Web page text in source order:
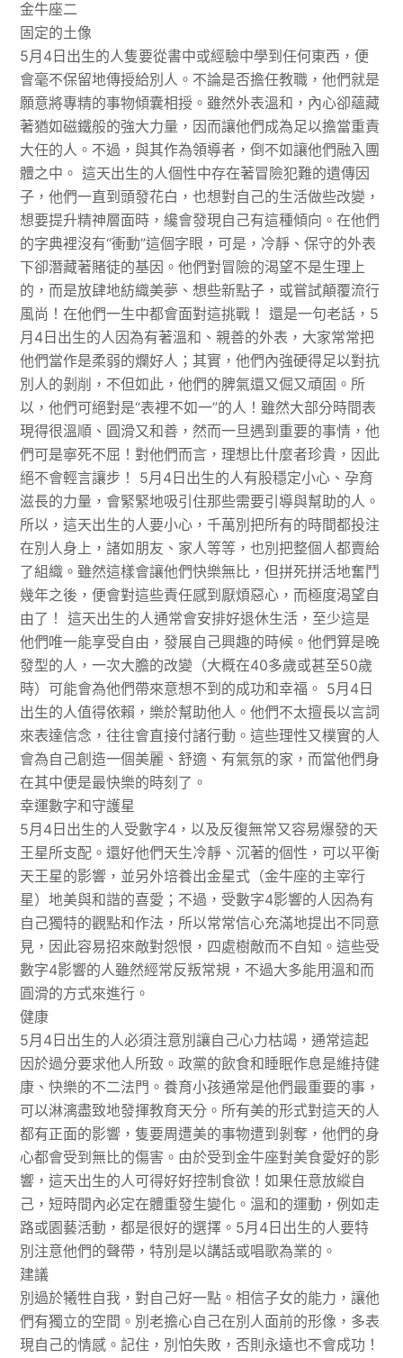
金牛座二
固定的土像
5月4日出生的人隻要從書中或經驗中學到任何東西，便
會毫不保留地傳授給別人。不論是否擔任教職，他們就是
願意將專精的事物傾囊相授。雖然外表溫和，內心卻蘊藏
著猶如磁鐵般的強大力量，因而讓他們成為足以擔當重責
大任的人。不過，與其作為領導者，倒不如讓他們融入團
體之中。 這天出生的人個性中存在著冒險犯難的遺傳因
子，他們一直到頭發花白，也想對自己的生活做些改變，
想要提升精神層面時，纔會發現自己有這種傾向。在他們
的字典裡沒有“衝動”這個字眼，可是，冷靜、保守的外表
下卻潛藏著賭徒的基因。他們對冒險的渴望不是生理上
的，而是放肆地紡織美夢、想些新點子，或嘗試顛覆流行
風尚！在他們一生中都會面對這挑戰！ 還是一句老話，5
月4日出生的人因為有著溫和、親善的外表，大家常常把
他們當作是柔弱的爛好人；其實，他們內強硬得足以對抗
別人的剝削，不但如此，他們的脾氣還又倔又頑固。所
以，他們可絕對是“表裡不如一”的人！雖然大部分時間表
現得很溫順、圓滑又和善，然而一旦遇到重要的事情，他
們可是寧死不屈！對他們而言，理想比什麼者珍貴，因此
絕不會輕言讓步！ 5月4日出生的人有股穩定小心、孕育
滋長的力量，會緊緊地吸引住那些需要引導與幫助的人。
所以，這天出生的人要小心，千萬別把所有的時間都投注
在別人身上，諸如朋友、家人等等，也別把整個人都賣給
了組織。雖然這樣會讓他們快樂無比，但拼死拼活地奮鬥
幾年之後，便會對這些責任感到厭煩惡心，而極度渴望自
由了！ 這天出生的人通常會安排好退休生活，至少這是
他們唯一能享受自由，發展自己興趣的時候。他們算是晚
發型的人，一次大膽的改變（大概在40多歲或甚至50歲
時）可能會為他們帶來意想不到的成功和幸福。 5月4日
出生的人值得依賴，樂於幫助他人。他們不太擅長以言詞
來表達信念，往往會直接付諸行動。這些理性又樸實的人
會為自己創造一個美麗、舒適、有氣氛的家，而當他們身
在其中便是最快樂的時刻了。
幸運數字和守護星
5月4日出生的人受數字4，以及反復無常又容易爆發的天
王星所支配。還好他們天生冷靜、沉著的個性，可以平衡
天王星的影響，並另外培養出金星式（金牛座的主宰行
星）地美與和諧的喜愛；不過，受數字4影響的人因為有
自己獨特的觀點和作法，所以常常信心充滿地提出不同意
見，因此容易招來敵對怨恨，四處樹敵而不自知。這些受
數字4影響的人雖然經常反叛常規，不過大多能用溫和而
圓滑的方式來進行。
健康
5月4日出生的人必須注意別讓自己心力枯竭，通常這起
因於過分要求他人所致。政黨的飲食和睡眠作息是維持健
康、快樂的不二法門。養育小孩通常是他們最重要的事，
可以淋漓盡致地發揮教育天分。所有美的形式對這天的人
都有正面的影響，隻要周遭美的事物遭到剝奪，他們的身
心都會受到無比的傷害。由於受到金牛座對美食愛好的影
響，這天出生的人可得好好控制食欲！如果任意放縱自
己，短時間內必定在體重發生變化。溫和的運動，例如走
路或園藝活動，都是很好的選擇。5月4日出生的人要特
別注意他們的聲帶，特別是以講話或唱歌為業的。
建議
別過於犧牲自我，對自己好一點。相信子女的能力，讓他
們有獨立的空間。別老擔心自己在別人面前的形像，多表
現自己的情感。記住，別怕失敗，否則永遠也不會成功！